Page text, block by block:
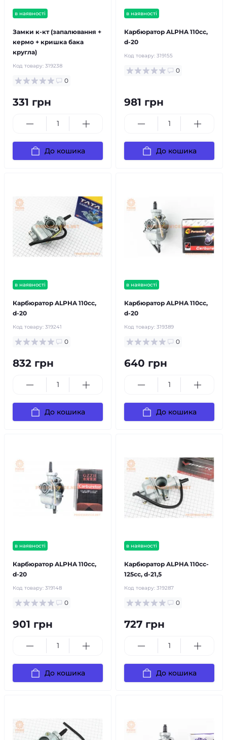
в наявності
Замки к-кт (запалювання +
кермо + кришка бака
кругла)
Код товару: 319238
0
331 грн
До кошика
в наявності
Карбюратор ALPHA 110cc,
d-20
Код товару: 319155
0
981 грн
До кошика
в наявності
Карбюратор ALPHA 110cc,
d-20
Код товару: 319241
0
832 грн
До кошика
в наявності
Карбюратор ALPHA 110cc,
d-20
Код товару: 319389
0
640 грн
До кошика
в наявності
Карбюратор ALPHA 110cc,
d-20
Код товару: 319148
0
901 грн
До кошика
в наявності
Карбюратор ALPHA 110cc-
125cc, d-21,5
Код товару: 319287
0
727 грн
До кошика